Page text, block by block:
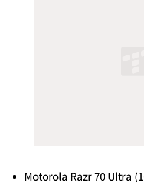
Motorola Razr 70 Ultra